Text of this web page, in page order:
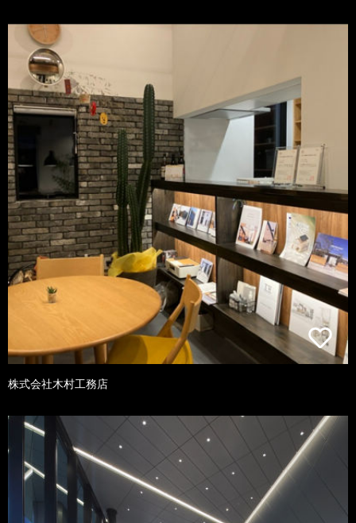
株式会社木村工務店